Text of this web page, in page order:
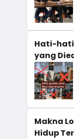
Hati-hati
yang
Makna
Hidup